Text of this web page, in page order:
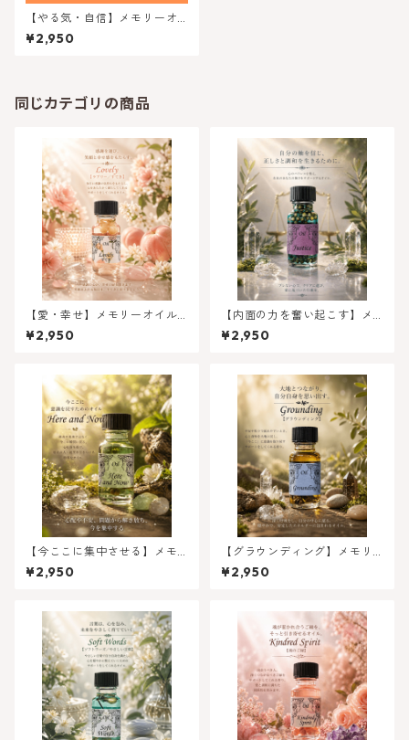
【やる気・自信】メモリーオ
イルキャンドゥ( 私はやる
ぞ！)
¥2,950
同じカテゴリの商品
【愛・幸せ】メモリーオイル-
ラブリー （すてき）特別限定
オイル
¥2,950
【内面の力を奮い起こす】メ
モリーオイル - ジャスティス
正義
¥2,950
【今ここに集中させる】メモ
リーオイル - ヒアアンドナウ
今ここに
¥2,950
【グラウンディング】メモリ
ーオイル - グラウンディング
¥2,950